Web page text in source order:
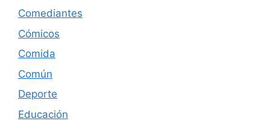
Comediantes
Cómicos
Comida
Común
Deporte
Educación